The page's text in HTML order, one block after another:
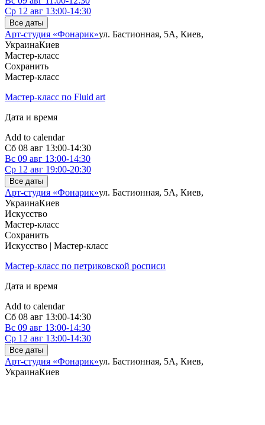
Ср 12 авг 13:00-14:30
Все даты
Арт-студия «Фонарик»ул. Бастионная, 5А, Киев,
УкраинаКиев
Мастер-класс
Сохранить
Мастер-класс
Мастер-класс по Fluid art
Дата и время
Add to calendar
Сб 08 авг 13:00-14:30
Вс 09 авг 13:00-14:30
Ср 12 авг 19:00-20:30
Все даты
Арт-студия «Фонарик»ул. Бастионная, 5А, Киев,
УкраинаКиев
Искусство
Мастер-класс
Сохранить
Искусство | Мастер-класс
Мастер-класс по петриковской росписи
Дата и время
Add to calendar
Сб 08 авг 13:00-14:30
Вс 09 авг 13:00-14:30
Ср 12 авг 13:00-14:30
Все даты
Арт-студия «Фонарик»ул. Бастионная, 5А, Киев,
УкраинаКиев